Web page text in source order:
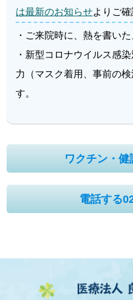
は最新のお知らせよりご
・ご来院時に、熱を書い
・新型コロナウイルス感
力（マスク着用、事前の
す。
ワクチン・
電話する